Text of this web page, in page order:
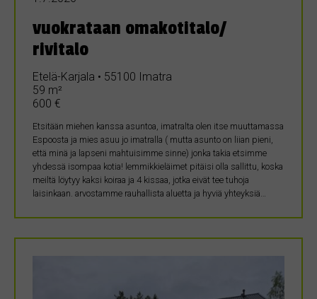
vuokrataan omakotitalo/
rivitalo
Etelä-Karjala • 55100 Imatra
59 m²
600 €
Etsitään miehen kanssa asuntoa, imatralta olen itse muuttamassa
Espoosta ja mies asuu jo imatralla ( mutta asunto on liian pieni,
että minä ja lapseni mahtuisimme sinne) jonka takia etsimme
yhdessä isompaa kotia! lemmikkieläimet pitäisi olla sallittu, koska
meiltä löytyy kaksi koiraa ja 4 kissaa, jotka eivät tee tuhoja
laisinkaan. arvostamme rauhallista aluetta ja hyviä yhteyksiä…